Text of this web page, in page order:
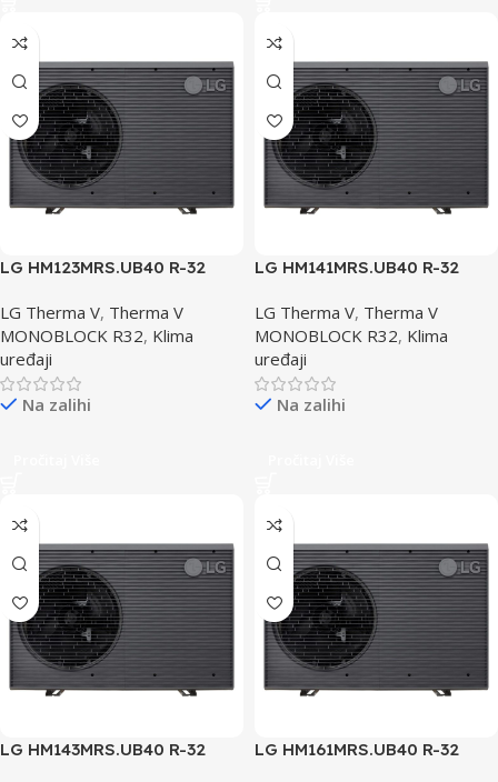
LG HM123MRS.UB40 R-32
LG Therma V, Therma V
MONOBLOCK R32, Klima
uređaji
Na zalihi
LG HM141MRS.UB40 R-32
LG Therma V, Therma V
MONOBLOCK R32, Klima
uređaji
Na zalihi
LG HM143MRS.UB40 R-32
LG HM161MRS.UB40 R-32